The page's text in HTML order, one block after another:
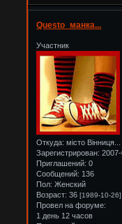
Questo_манка...
Участник
Откуда: місто Вінниця...
Зарегистрирован:
Приглашений: 0
Сообщений: 136
Пол: Женский
Возраст: 36[1989-10-26]
Провел на форуме:
1 день 12 часов